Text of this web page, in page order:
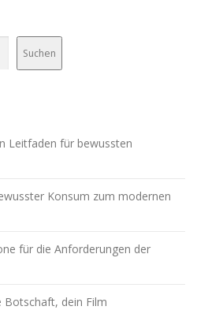
Suchen
Leitfaden für bewussten
Konsum zum modernen
für die Anforderungen der
Botschaft, dein Film